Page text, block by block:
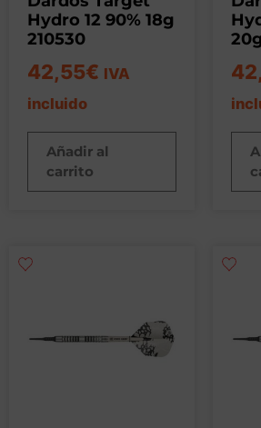
Hydro 12 90% 18g
210530
42,55€ IVA
incluido
Añadir al
carrito